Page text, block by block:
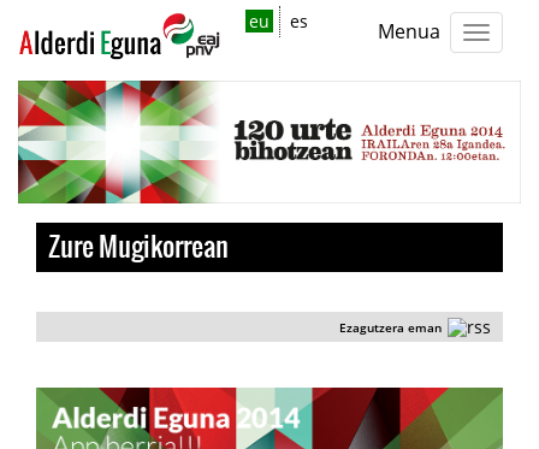
eu es Menua
Zure Mugikorrean
Ezagutzera eman